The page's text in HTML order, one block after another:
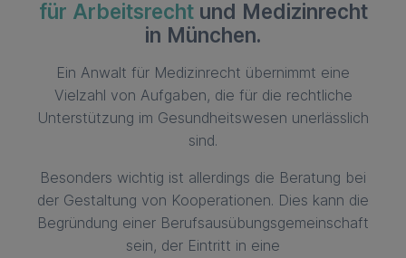
für Arbeitsrechtund Medizinrecht
in München.
Ein Anwalt für Medizinrecht übernimmt eine
Vielzahl von Aufgaben, die für die rechtliche
Unterstützung im Gesundheitswesen unerlässlich
sind.
Besonders wichtig ist allerdings die Beratung bei
der Gestaltung von Kooperationen. Dies kann die
Begründung einer Berufsausübungsgemeinschaft
sein, der Eintritt in eine